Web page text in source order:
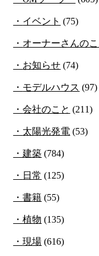
イベント (75)
オーナーさんのこ
お知らせ (74)
モデルハウス (97)
会社のこと (211)
太陽光発電 (53)
建築 (784)
日常 (125)
書籍 (55)
植物 (135)
現場 (616)